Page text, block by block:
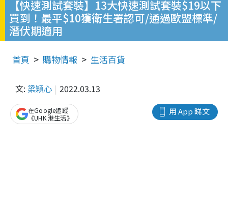
【快速測試套裝】13大快速測試套裝$19以下
買到！最平$10獲衛生署認可/通過歐盟標準/
潛伏期適用
首頁 購物情報 生活百貨
文: 梁穎心 2022.03.13
用 App 睇文
在Google追蹤
《UHK 港生活》